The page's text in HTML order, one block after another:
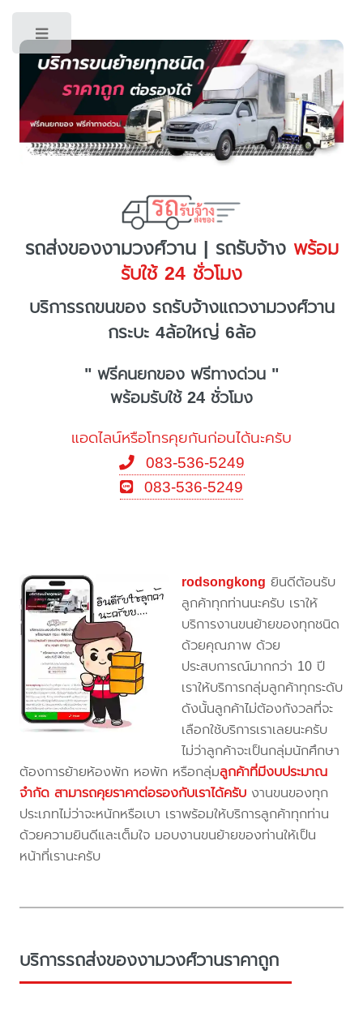
รถส่งของงามวงศ์วาน | รถรับจ้างพร้อม
รับใช้ 24 ชั่วโมง
บริการรถขนของ รถรับจ้างแถวงามวงศ์วาน
กระบะ 4ล้อใหญ่ 6ล้อ
" ฟรีคนยกของ ฟรีทางด่วน "
พร้อมรับใช้ 24 ชั่วโมง
แอดไลน์หรือโทรคุยกันก่อนได้นะครับ
083-536-5249
083-536-5249
rodsongkong ยินดีต้อนรับ
ลูกค้าทุกท่านนะครับ เราให้
บริการงานขนย้ายของทุกชนิด
ด้วยคุณภาพ ด้วย
ประสบการณ์มากกว่า 10 ปี
เราให้บริการกลุ่มลูกค้าทุกระดับ
ดังนั้นลูกค้าไม่ต้องกังวลที่จะ
เลือกใช้บริการเราเลยนะครับ
ไม่ว่าลูกค้าจะเป็นกลุ่มนักศึกษา
ต้องการย้ายห้องพัก หอพัก หรือกลุ่มลูกค้าที่มีงบประมาณ
จำกัด สามารถคุยราคาต่อรองกับเราได้ครับ งานขนของทุก
ประเภทไม่ว่าจะหนักหรือเบา เราพร้อมให้บริการลูกค้าทุกท่าน
ด้วยความยินดีและเต็มใจ มอบงานขนย้ายของท่านให้เป็น
หน้าที่เรานะครับ
บริการรถส่งของงามวงศ์วานราคาถูก
Toggle